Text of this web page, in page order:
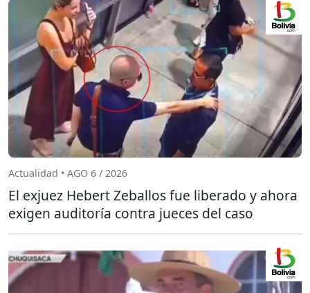
Actualidad • AGO 6 / 2026
El exjuez Hebert Zeballos fue liberado y ahora
exigen auditoría contra jueces del caso